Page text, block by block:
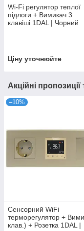
Wi-Fi регулятор теплої
підлоги + Вимикач 3
клавіші 1DAL | Чорний
Ціну уточнюйте
Акційні
–10%
Сенсорний WiFi
терморегулятор +
клав.) + Розетка 1DAL |